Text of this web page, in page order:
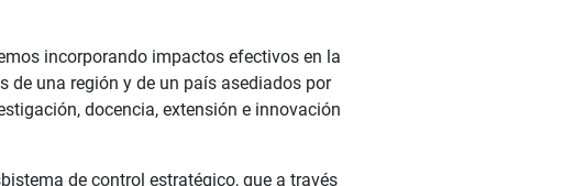
incorporando impactos efectivos en la
de una región y de un país asediados por
docencia, extensión e innovación
de control estratégico, que a través